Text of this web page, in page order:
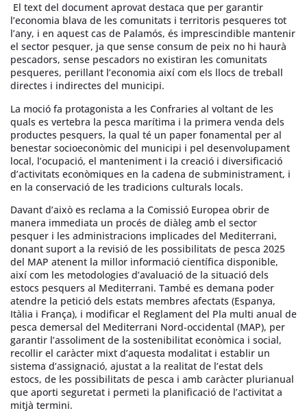
El text del document aprovat destaca que per garantir
l’economia blava de les comunitats i territoris pesqueres tot
l’any, i en aquest cas de Palamós, és imprescindible mantenir
el sector pesquer, ja que sense consum de peix no hi haurà
pescadors, sense pescadors no existiran les comunitats
pesqueres, perillant l’economia així com els llocs de treball
directes i indirectes del municipi.
La moció fa protagonista a les Confraries al voltant de les
quals es vertebra la pesca marítima i la primera venda dels
productes pesquers, la qual té un paper fonamental per al
benestar socioeconòmic del municipi i pel desenvolupament
local, l’ocupació, el manteniment i la creació i diversificació
d’activitats econòmiques en la cadena de subministrament, i
en la conservació de les tradicions culturals locals.
Davant d’això es reclama a la Comissió Europea obrir de
manera immediata un procés de diàleg amb el sector
pesquer i les administracions implicades del Mediterrani,
donant suport a la revisió de les possibilitats de pesca 2025
del MAP atenent la millor informació científica disponible,
així com les metodologies d’avaluació de la situació dels
estocs pesquers al Mediterrani. També es demana poder
atendre la petició dels estats membres afectats (Espanya,
Itàlia i França), i modificar el Reglament del Pla multi anual de
pesca demersal del Mediterrani Nord-occidental (MAP), per
garantir l’assoliment de la sostenibilitat econòmica i social,
recollir el caràcter mixt d’aquesta modalitat i establir un
sistema d’assignació, ajustat a la realitat de l’estat dels
estocs, de les possibilitats de pesca i amb caràcter plurianual
que aporti seguretat i permeti la planificació de l’activitat a
mitjà termini.